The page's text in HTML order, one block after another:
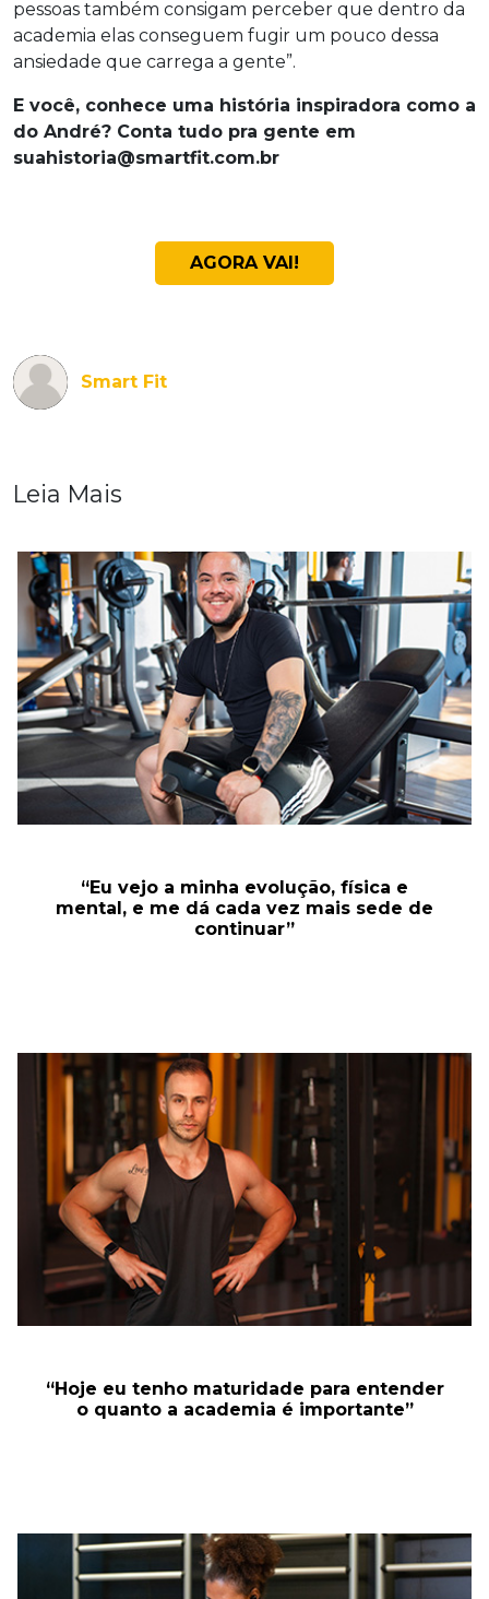
pessoas também consigam perceber que dentro da
academia elas conseguem fugir um pouco dessa
ansiedade que carrega a gente”.
E você, conhece uma história inspiradora como a
do André? Conta tudo pra gente em
suahistoria@smartfit.com.br
AGORA VAI!
Smart Fit
Leia Mais
“Eu vejo a minha evolução, física e
mental, e me dá cada vez mais sede de
continuar”
“Hoje eu tenho maturidade para entender
o quanto a academia é importante”